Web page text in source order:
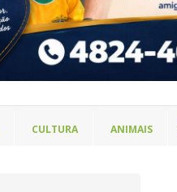
CULTURA ANIMAIS